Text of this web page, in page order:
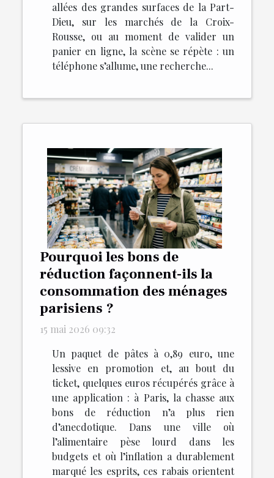
allées des grandes surfaces de la Part-
Dieu, sur les marchés de la Croix-
Rousse, ou au moment de valider un
panier en ligne, la scène se répète : un
téléphone s’allume, une recherche...
Pourquoi les bons de
réduction façonnent-ils la
consommation des ménages
parisiens ?
15 mai 2026 09:32
Un paquet de pâtes à 0,89 euro, une
lessive en promotion et, au bout du
ticket, quelques euros récupérés grâce à
une application : à Paris, la chasse aux
bons de réduction n’a plus rien
d’anecdotique. Dans une ville où
l’alimentaire pèse lourd dans les
budgets et où l’inflation a durablement
marqué les esprits, ces rabais orientent